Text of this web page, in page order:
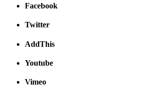
Facebook
Twitter
AddThis
Youtube
Vimeo